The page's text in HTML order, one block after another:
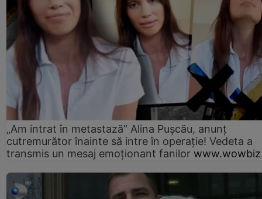
„Am intrat în metastază” Alina Pușcău, anunț
cutremurător înainte să intre în operație! Vedeta a
transmis un mesaj emoționant fanilor